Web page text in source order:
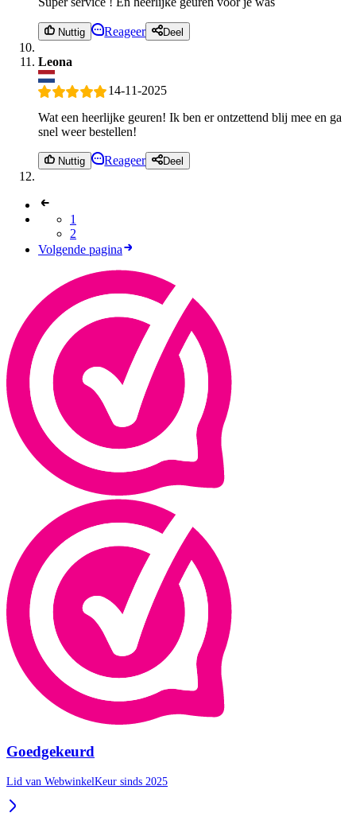
Nuttig Reageer Deel
Leona
14-11-2025
Wat een heerlijke geuren! Ik ben er ontzettend blij mee en ga
snel weer bestellen!
Nuttig Reageer Deel
1
2
Volgende pagina
Goedgekeurd
Lid van WebwinkelKeur sinds 2025